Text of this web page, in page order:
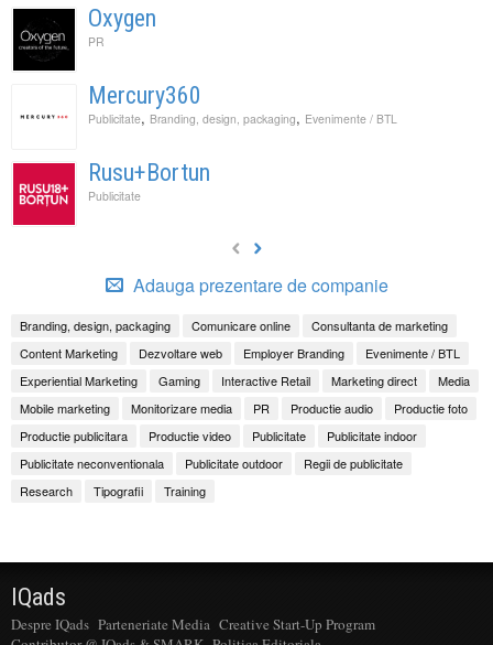
Oxygen
PR
Mercury360
Publicitate, Branding, design, packaging, Evenimente / BTL
Rusu+Bortun
Publicitate
Adauga prezentare de companie
Branding, design, packaging Comunicare online
Consultanta de marketing
Content Marketing
Dezvoltare web Employer Branding
Evenimente / BTL
Experiential Marketing
Gaming Interactive Retail Marketing direct
Media
Mobile marketing
Monitorizare media PR Productie audio
Productie foto
Productie publicitara
Productie video Publicitate
Publicitate indoor
Publicitate neconventionala
Publicitate outdoor
Regii de publicitate
Research
Tipografii Training
IQads
Despre IQads Parteneriate Media Creative Start-Up Program